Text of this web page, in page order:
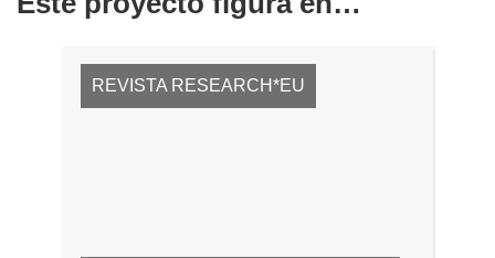
REVISTA RESEARCH*EU